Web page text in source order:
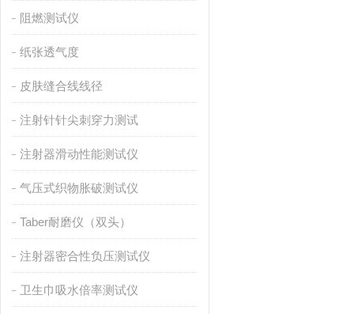
阻燃测试仪
纸张透气度
皮肤缝合线线径
注射针针尖刺穿力测试
注射器滑动性能测试仪
气压式织物胀破测试仪
Taber耐磨仪（双头）
注射器密合性负压测试仪
卫生巾吸水倍率测试仪